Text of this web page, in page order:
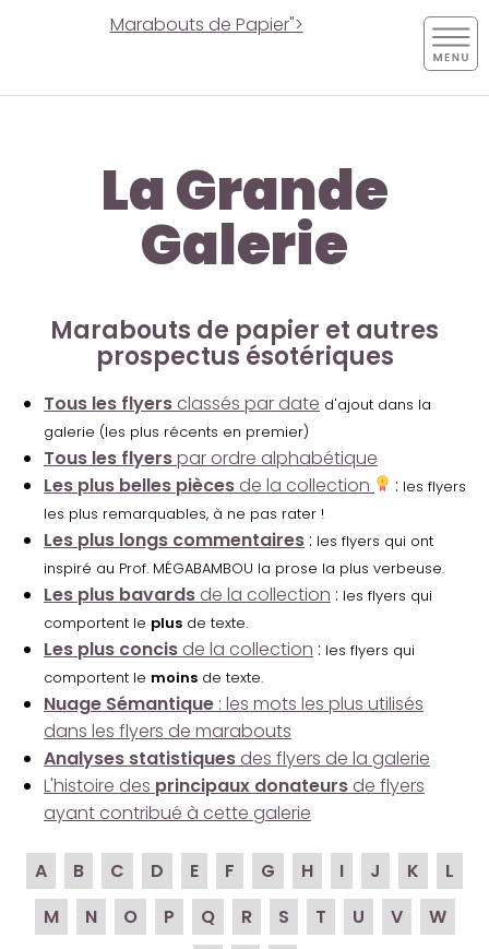
Marabouts de Papier">
La Grande
Galerie
Marabouts de papier et autres
prospectus ésotériques
Tous les flyers classés par date d'ajout dans la
galerie (les plus récents en premier)
Tous les flyerspar ordre alphabétique
Les plus belles pièces de la collection : les flyers
les plus remarquables, à ne pas rater !
Les plus longs commentaires : les flyers qui ont
inspiré au Prof. MÉGABAMBOU la prose la plus verbeuse.
Les plus bavards de la collection : les flyers qui
comportent le plus de texte.
Les plus concis de la collection : les flyers qui
comportent le moins de texte.
Nuage Sémantique : les mots les plus utilisés
dans les flyers de marabouts
Analyses statistiques des flyers de la galerie
L'histoire des principaux donateurs de flyers
ayant contribué à cette galerie
A B C D E F G H I J K
L
M
N O P Q R S T U V
W